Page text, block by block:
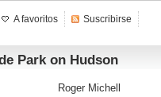
A favoritos Suscribirse
Park on Hudson
Roger Michell